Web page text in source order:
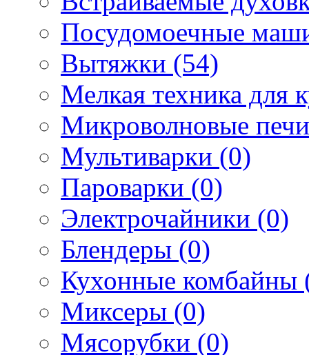
Посудомоечные
Вытяжки (54)
Мелкая техника для
Микроволновые
Мультиварки (0)
Пароварки (0)
Электрочайники (0)
Блендеры (0)
Кухонные комбайны
Миксеры (0)
Мясорубки (0)